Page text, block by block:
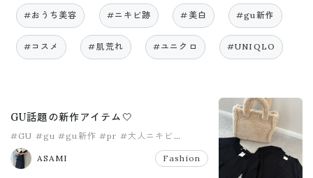
#おうち美容 #ニキビ跡 #美白 #gu新作
#コスメ #肌荒れ #ユニクロ #UNIQLO
GU話題の新作アイテム🤍
#GU #gu #gu新作 #pr #大人ニキビ
#毛穴ケア
ASAMI
Fashion